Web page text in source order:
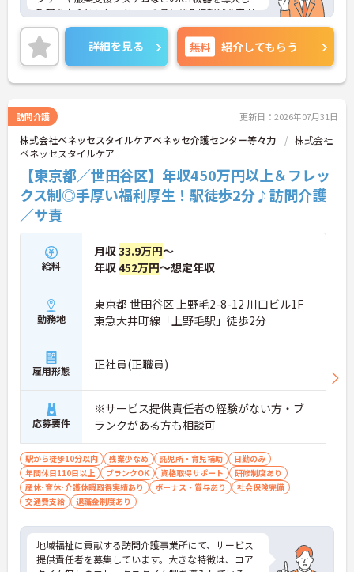
勤帯を中心としたスタッフの身体的負担軽減を実現
しています。独自のHITOWAアカデミーによる体系
的な研修制度や資格取得支援を通じて専門性を高め
られるほか、施設長や本部職への職種転換など一人
ひとりの希望に合わせた多様なキャリアパスを描け
ます。住宅手当や子ども手当などの福利厚生にくわ
ステージが変化しても将来を見据えて安心して働き
続けられる環境が整っています。
★おすすめPOINT★
【ICT設備の導入で身体的な負担を軽減できる環境で
す】
・見守りセンサーや服薬支援システムを活用し夜勤
帯の業務を設備でサポートしています ・仕組みで業
務をカバーすることでスタッフが心身にゆとりを持
ってケアに専念できます
【明確なキャリアパスで多様な選択肢を広げていけ
・介護職から主任や施設長への昇格にくわえエリア
職や本部職への職種転換も可能です
・独自の研修制度で段階的にスキルを磨きながらご
自身の目標に合わせたキャリアを描けます
【充実の手当と制度で腰を据えて長期的に活躍でき
安定した収入を確保できる体制です
・定年65歳と退職金制度を完備しており将来の安心
詳細を見る 無料 紹介してもらう
訪問介護 更新日：2026年07月31日
株式会社ベネッセスタイルケアベネッセ介護センター等々力
株式会社
ベネッセスタイルケア
【東京都／世田谷区】年収450万円以上＆フレッ
クス制◎手厚い福利厚生！駅徒歩2分♪訪問介護
／サ責
給料
月収33.9万円～
年収452万円～想定年収
勤務地
東京都 世田谷区 上野毛2-8-12 川口ビル1F
東急大井町線「上野毛駅」徒歩2分
雇用形態 正社員(正職員)
応募要件
※サービス提供責任者の経験がない方・ブ
ランクがある方も相談可
駅から徒歩10分以内 残業少なめ 託児所・育児補助
日勤のみ
年間休日110日以上
ブランクOK 資格取得サポート
研修制度あり
産休･育休･介護休暇取得実績あり
ボーナス・賞与あり
社会保険完備
交通費支給
退職金制度あり
地域福祉に貢献する訪問介護事業所にて、サービス
提供責任者を募集しています。大きな特徴は、コア